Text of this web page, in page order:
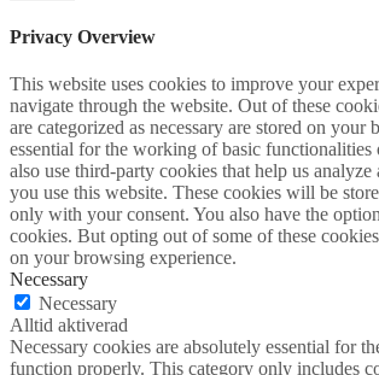
Privacy Overview
This website uses cookies to improve your
navigate through the website. Out of these
are categorized as necessary are stored on your
essential for the working of basic functionalities
also use third-party cookies that help us
you use this website. These cookies will be
only with your consent. You also have the
cookies. But opting out of some of these
on your browsing experience.
Necessary
Necessary
Alltid aktiverad
Necessary cookies are absolutely essential for
function properly. This category only includes